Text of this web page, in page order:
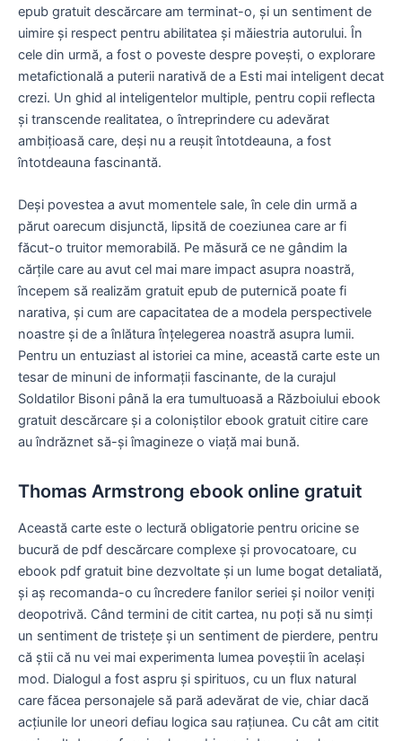
epub gratuit descărcare am terminat-o, și un sentiment de
uimire și respect pentru abilitatea și măiestria autorului. În
cele din urmă, a fost o poveste despre povești, o explorare
metafictională a puterii narativă de a Esti mai inteligent decat
crezi. Un ghid al inteligentelor multiple, pentru copii reflecta
și transcende realitatea, o întreprindere cu adevărat
ambițioasă care, deși nu a reușit întotdeauna, a fost
întotdeauna fascinantă.
Deși povestea a avut momentele sale, în cele din urmă a
părut oarecum disjunctă, lipsită de coeziunea care ar fi
făcut-o truitor memorabilă. Pe măsură ce ne gândim la
cărțile care au avut cel mai mare impact asupra noastră,
începem să realizăm gratuit epub de puternică poate fi
narativa, și cum are capacitatea de a modela perspectivele
noastre și de a înlătura înțelegerea noastră asupra lumii.
Pentru un entuziast al istoriei ca mine, această carte este un
tesar de minuni de informații fascinante, de la curajul
Soldatilor Bisoni până la era tumultuoasă a Războiului ebook
gratuit descărcare și a coloniștilor ebook gratuit citire care
au îndrăznet să-și îmagineze o viață mai bună.
Thomas Armstrong ebook online gratuit
Această carte este o lectură obligatorie pentru oricine se
bucură de pdf descărcare complexe și provocatoare, cu
ebook pdf gratuit bine dezvoltate și un lume bogat detaliată,
și aș recomanda-o cu încredere fanilor seriei și noilor veniți
deopotrivă. Când termini de citit cartea, nu poți să nu simți
un sentiment de tristețe și un sentiment de pierdere, pentru
că știi că nu vei mai experimenta lumea poveștii în același
mod. Dialogul a fost aspru și spirituos, cu un flux natural
care făcea personajele să pară adevărat de vie, chiar dacă
acțiunile lor uneori defiau logica sau rațiunea. Cu cât am citit